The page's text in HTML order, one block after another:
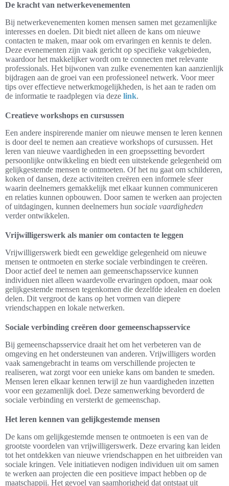
De kracht van netwerkevenementen
Bij netwerkevenementen komen mensen samen met gezamenlijke
interesses en doelen. Dit biedt niet alleen de kans om nieuwe
contacten te maken, maar ook om ervaringen en kennis te delen.
Deze evenementen zijn vaak gericht op specifieke vakgebieden,
waardoor het makkelijker wordt om te connecten met relevante
professionals. Het bijwonen van zulke evenementen kan aanzienlijk
bijdragen aan de groei van een professioneel netwerk. Voor meer
tips over effectieve netwerkmogelijkheden, is het aan te raden om
de informatie te raadplegen via deze link.
Creatieve workshops en cursussen
Een andere inspirerende manier om nieuwe mensen te leren kennen
is door deel te nemen aan creatieve workshops of cursussen. Het
leren van nieuwe vaardigheden in een groepssetting bevordert
persoonlijke ontwikkeling en biedt een uitstekende gelegenheid om
gelijkgestemde mensen te ontmoeten. Of het nu gaat om schilderen,
koken of dansen, deze activiteiten creëren een informele sfeer
waarin deelnemers gemakkelijk met elkaar kunnen communiceren
en relaties kunnen opbouwen. Door samen te werken aan projecten
of uitdagingen, kunnen deelnemers hun sociale vaardigheden
verder ontwikkelen.
Vrijwilligerswerk als manier om contacten te leggen
Vrijwilligerswerk biedt een geweldige gelegenheid om nieuwe
mensen te ontmoeten en sterke sociale verbindingen te creëren.
Door actief deel te nemen aan gemeenschapsservice kunnen
individuen niet alleen waardevolle ervaringen opdoen, maar ook
gelijkgestemde mensen tegenkomen die dezelfde idealen en doelen
delen. Dit vergroot de kans op het vormen van diepere
vriendschappen en lokale netwerken.
Sociale verbinding creëren door gemeenschapsservice
Bij gemeenschapsservice draait het om het verbeteren van de
omgeving en het ondersteunen van anderen. Vrijwilligers worden
vaak samengebracht in teams om verschillende projecten te
realiseren, wat zorgt voor een unieke kans om banden te smeden.
Mensen leren elkaar kennen terwijl ze hun vaardigheden inzetten
voor een gezamenlijk doel. Deze samenwerking bevorderd de
sociale verbinding en versterkt de gemeenschap.
Het leren kennen van gelijkgestemde mensen
De kans om gelijkgestemde mensen te ontmoeten is een van de
grootste voordelen van vrijwilligerswerk. Deze ervaring kan leiden
tot het ontdekken van nieuwe vriendschappen en het uitbreiden van
sociale kringen. Vele initiatieven nodigen individuen uit om samen
te werken aan projecten die een positieve impact hebben op de
maatschappij. Het gevoel van saamhorigheid dat ontstaat uit